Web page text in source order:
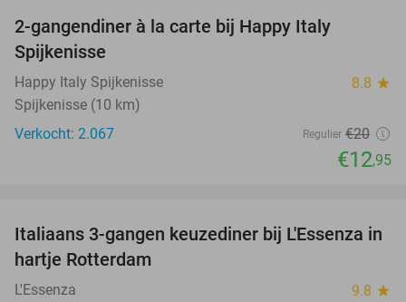
2-gangendiner à la carte bij Happy Italy
Spijkenisse
Happy Italy Spijkenisse 8.8 star
Spijkenisse (10 km)
Verkocht: 2.067
Regulier €20
€12,95
33%
Italiaans 3-gangen keuzediner bij L'Essenza in
hartje Rotterdam
L'Essenza 9.8 star